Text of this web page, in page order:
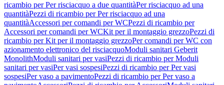
ricambio per Per risciacquo a due quantitàPer risciacquo ad una
quantitàPezzi di ricambio per Per risciacquo ad una
quantitàAccessori per comandi per WCPezzi di ricambio per
Accessori per comandi per WCKit per il montaggio grezzoPezzi di
ricambio per Kit per il montaggio grezzoPer comandi per WC con
azionamento elettronico del risciacquoModuli sanitari Geberit
MonolithModuli sanitari per vasiPezzi di ricambio per Moduli
sanitari per vasiPer vasi sospesiPezzi di ricambio per Per vasi
sospesiPer vaso a pavimentoPezzi di ricambio per Per vaso a